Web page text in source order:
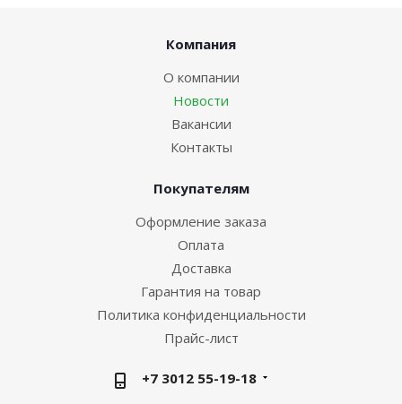
Компания
О компании
Новости
Вакансии
Контакты
Покупателям
Оформление заказа
Оплата
Доставка
Гарантия на товар
Политика конфиденциальности
Прайс-лист
+7 3012 55-19-18